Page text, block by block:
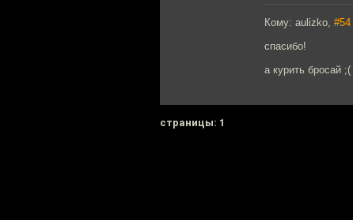
Кому: aulizko, #54
спасибо!
а курить бросай ;(
cтраницы: 1